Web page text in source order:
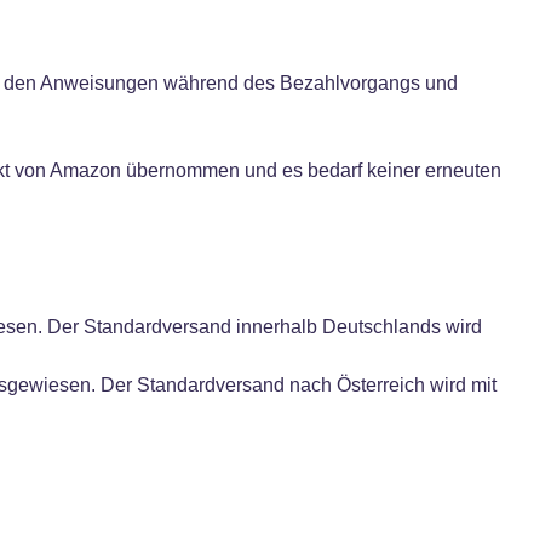
Anweisungen während des Bezahlvorgangs und
Amazon übernommen und es bedarf keiner erneuten
Der Standardversand innerhalb Deutschlands wird
Der Standardversand nach Österreich wird mit